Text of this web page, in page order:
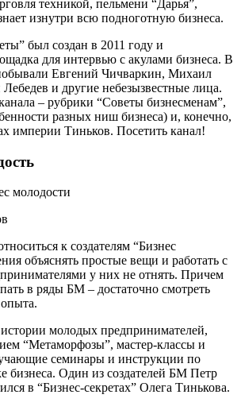
техникой, пельмени “Дарья”,
изнутри всю подноготную бизнеса.
был создан в 2011 году и
для интервью с акулами бизнеса. В
Евгений Чичваркин, Михаил
и другие небезызвестные лица.
– рубрики “Советы бизнесменам”,
разных ниш бизнеса) и, конечно,
империи Тиньков. Посетить канал!
к создателям “Бизнес
объяснять простые вещи и работать с
у них не отнять. Причем
в ряды БМ – достаточно смотреть
молодых предпринимателей,
“Метаморфозы”, мастер-классы и
семинары и инструкции по
бизнеса. Один из создателей БМ Петр
в “Бизнес-секретах” Олега Тинькова.